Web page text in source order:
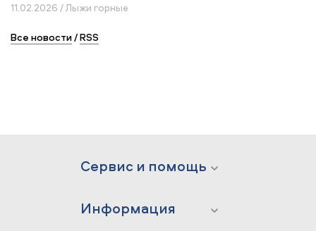
11.02.2026 / Лыжи горные
Все новости/RSS
Сервис и помощь
Информация